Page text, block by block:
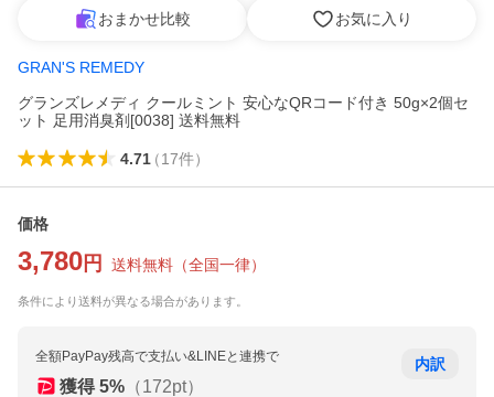
おまかせ比較 お気に入り
GRAN'S REMEDY
グランズレメディ クールミント 安心なQRコード付き 50g×2個セ
ット 足用消臭剤[0038] 送料無料
4.71（17件）
価格
3,780 円 送料無料 （全国一律）
条件により送料が異なる場合があります。
全額PayPay残高で支払い&LINEと連携で
獲得 5% （172pt）
内訳